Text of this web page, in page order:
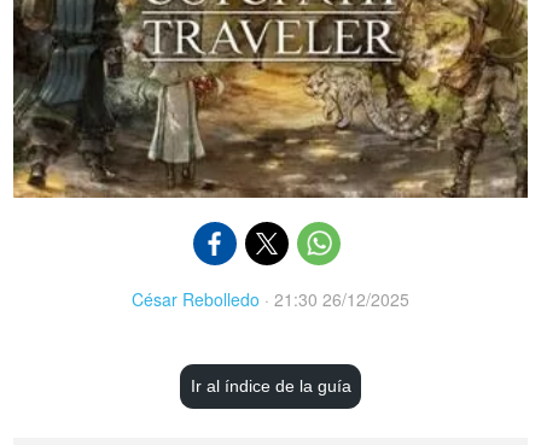
César Rebolledo · 21:30 26/12/2025
Ir al índice de la guía